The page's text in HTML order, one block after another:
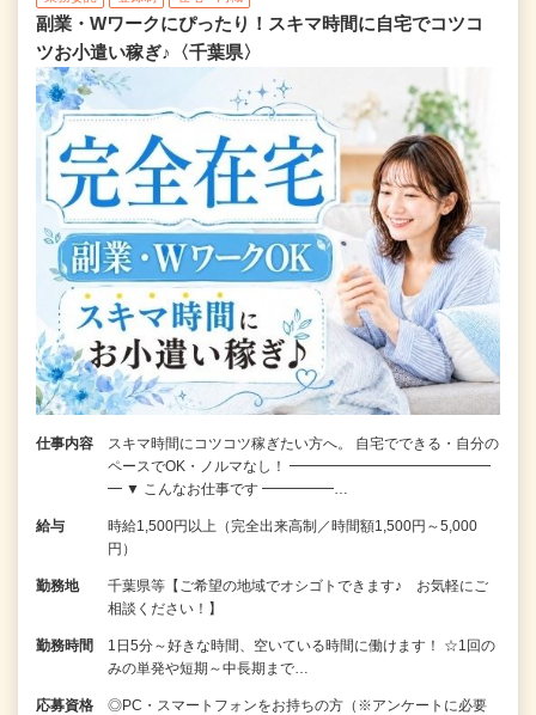
副業・Wワークにぴったり！スキマ時間に自宅でコツコ
ツお小遣い稼ぎ♪〈千葉県〉
仕事内容
スキマ時間にコツコツ稼ぎたい方へ。 自宅でできる・自分の
ペースでOK・ノルマなし！ ━━━━━━━━━━━━━━
━ ▼ こんなお仕事です ━━━━━…
給与
時給1,500円以上（完全出来高制／時間額1,500円～5,000
円）
勤務地
千葉県等【ご希望の地域でオシゴトできます♪ お気軽にご
相談ください！】
勤務時間
1日5分～好きな時間、空いている時間に働けます！ ☆1回の
みの単発や短期～中長期まで…
応募資格
◎PC・スマートフォンをお持ちの方（※アンケートに必要